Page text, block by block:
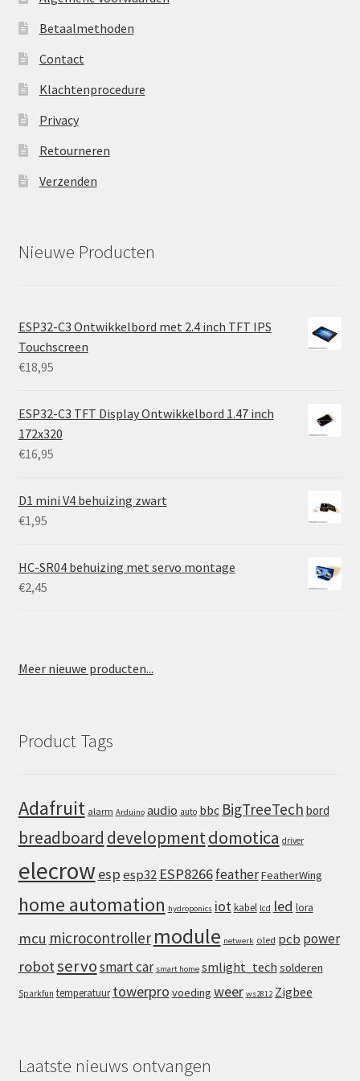
Betaalmethoden
Contact
Klachtenprocedure
Privacy
Retourneren
Verzenden
Nieuwe Producten
ESP32-C3 Ontwikkelbord met 2.4 inch TFT IPS
Touchscreen
€18,95
ESP32-C3 TFT Display Ontwikkelbord 1.47 inch
172x320
€16,95
D1 mini V4 behuizing zwart
€1,95
HC-SR04 behuizing met servo montage
€2,45
Meer nieuwe producten...
Product Tags
Adafruit alarm Arduino audio auto bbc BigTreeTech bord
breadboard developmentdomotica driver
elecrowespesp32 ESP8266featherFeatherWing
home automation hydroponics iot kabel lcd led lora
mcu microcontroller module netwerk oled pcb power
robotservosmart car smart home smlight_tech solderen
Sparkfun temperatuur towerpro voeding weer ws2812 Zigbee
Laatste nieuws ontvangen